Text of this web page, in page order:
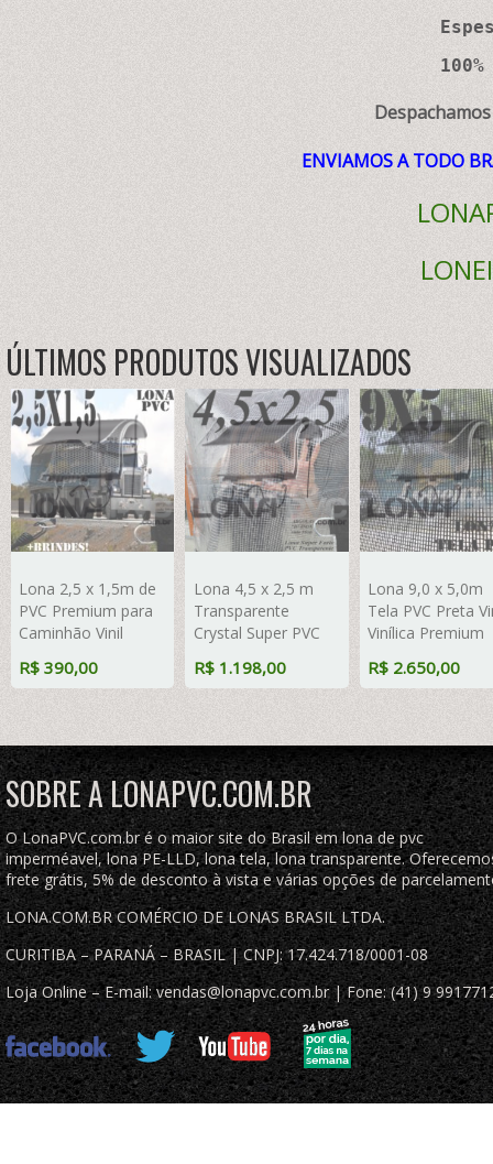
100%
ENVIAMOS A TODO
ÚLTIMOS PRODUTOS VISUALIZADOS
Lona 2,5 x 1,5m de
PVC Premium para
Caminhão Vinil
Preto Fosco Anti-
25cm + 4 LonaFlex
Gancho 50cm
R$ 390,00
Lona 4,5 x 2,5 m
Transparente
Crystal Super PVC
Tela de Poliéster
argolas "D" INOX a
cada 50cm
R$ 1.198,00
Lona 9,0 x 5,0m
Tela PVC Preta
Vinílica Premium
Cobertura de
Retardante Anti-
Chamas
R$ 2.650,00
SOBRE A LONAPVC.COM.BR
O LonaPVC.com.br é o maior site do Brasil em lona de pvc
imperméavel, lona PE-LLD, lona tela, lona transparente.
frete grátis, 5% de desconto à vista e várias opções de
LONA.COM.BR COMÉRCIO DE LONAS BRASIL LTDA.
CURITIBA – PARANÁ – BRASIL | CNPJ: 17.424.718/0001-08
Loja Online – E-mail: vendas@lonapvc.com.br | Fone: (41) 9